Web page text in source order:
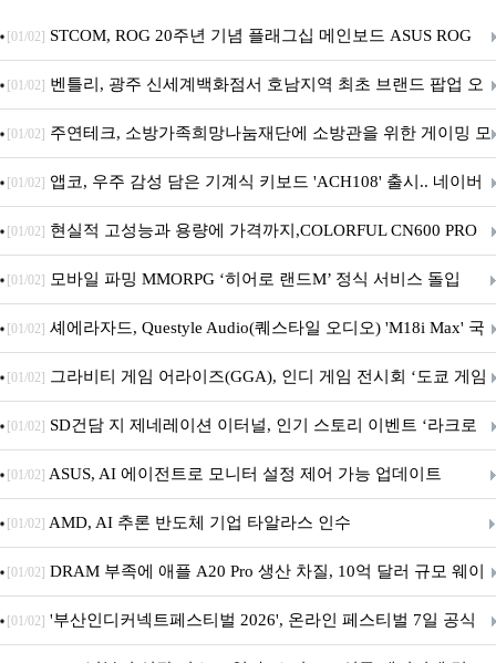
[01/02] STCOM, ROG 20주년 기념 플래그십 메인보드 ASUS ROG
Crosshair X870E EDITION 20 국내 출시 예정
[01/02] 벤틀리, 광주 신세계백화점서 호남지역 최초 브랜드 팝업 오
픈
[01/02] 주연테크, 소방가족희망나눔재단에 소방관을 위한 게이밍 모
니터·스마트 펫 침대 기부
[01/02] 앱코, 우주 감성 담은 기계식 키보드 'ACH108' 출시.. 네이버
브랜드데이 기획전 진행
[01/02] 현실적 고성능과 용량에 가격까지,COLORFUL CN600 PRO
M.2 NVMe 디앤디컴 1TB
[01/02] 모바일 파밍 MMORPG ‘히어로 랜드M’ 정식 서비스 돌입
[01/02] 셰에라자드, Questyle Audio(퀘스타일 오디오) 'M18i Max' 국
내 정식 출시
[01/02] 그라비티 게임 어라이즈(GGA), 인디 게임 전시회 ‘도쿄 게임
던전 13’ 참가!
[01/02] SD건담 지 제네레이션 이터널, 인기 스토리 이벤트 ‘라크로
아의 용사’ 재개최 및 풍성한 기념 이벤트 실시!
[01/02] ASUS, AI 에이전트로 모니터 설정 제어 가능 업데이트
[01/02] AMD, AI 추론 반도체 기업 타알라스 인수
[01/02] DRAM 부족에 애플 A20 Pro 생산 차질, 10억 달러 규모 웨이
퍼 대기
[01/02] '부산인디커넥트페스티벌 2026', 온라인 페스티벌 7일 공식